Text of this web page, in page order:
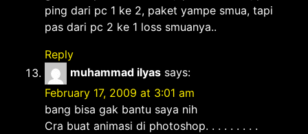
ping dari pc 1 ke 2, paket yampe smua, tapi
pas dari pc 2 ke 1 loss smuanya..
Reply
muhammad ilyas says:
February 17, 2009 at 3:01 am
bang bisa gak bantu saya nih
Cra buat animasi di photoshop. . . . . . . . .